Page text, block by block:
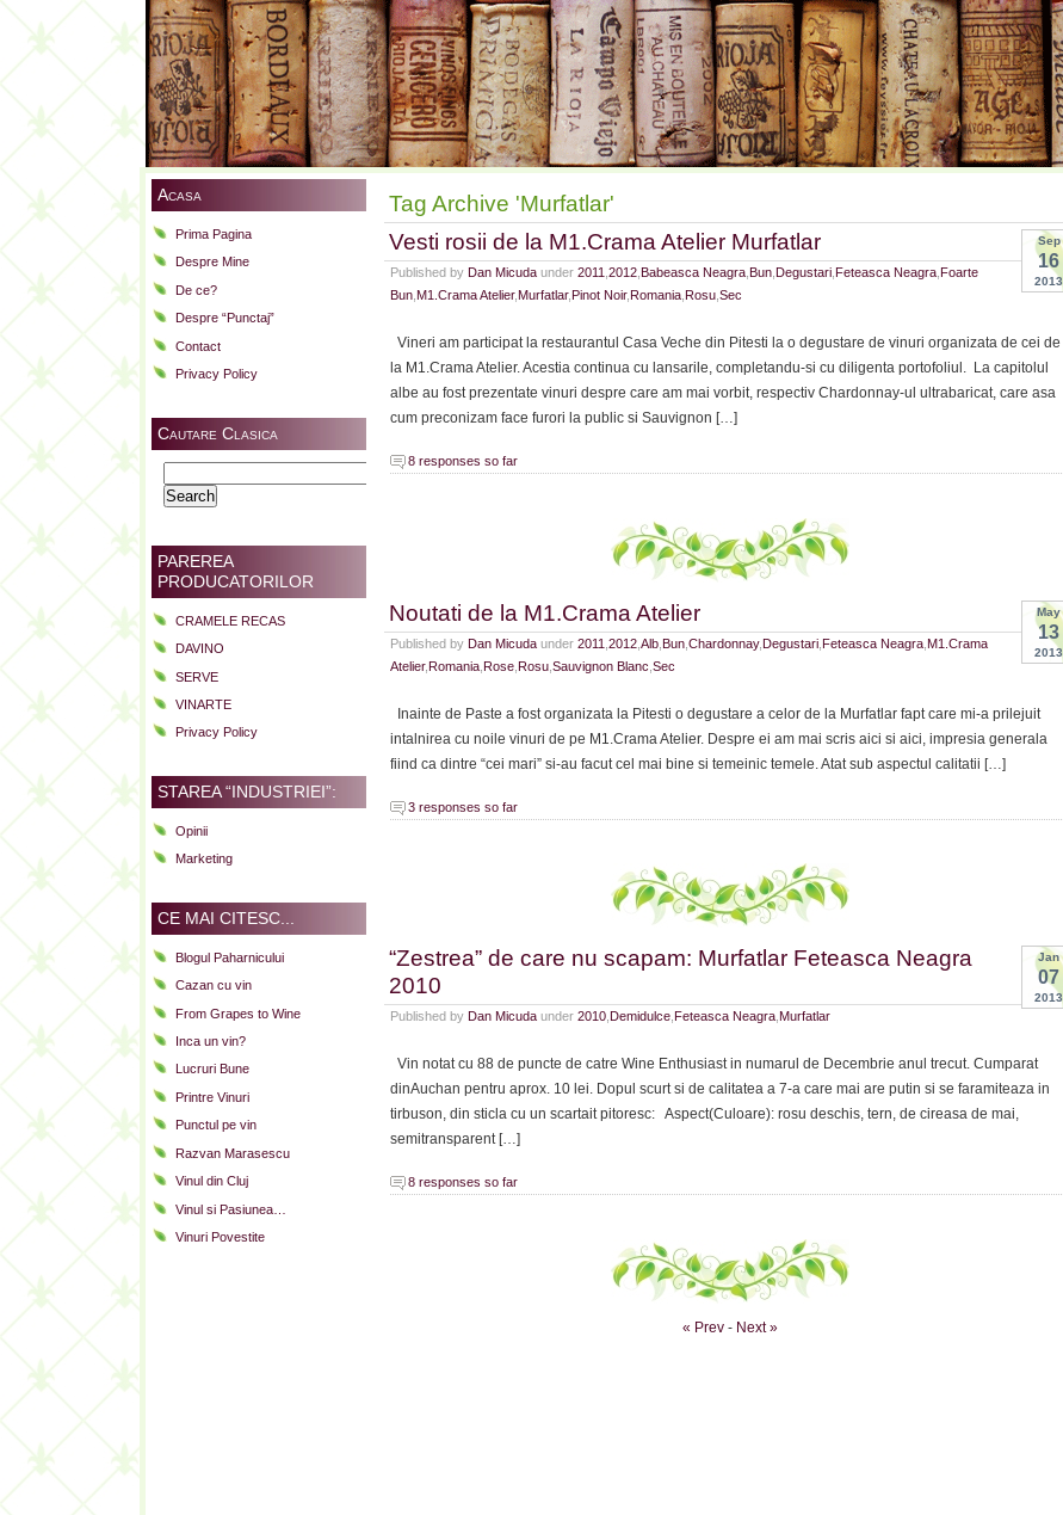
Acasa
Prima Pagina
Despre Mine
De ce?
Despre “Punctaj”
Contact
Privacy Policy
Cautare Clasica
for:
PAREREA
PRODUCATORILOR
CRAMELE RECAS
DAVINO
SERVE
VINARTE
Privacy Policy
STAREA “INDUSTRIEI”:
Opinii
Marketing
CE MAI CITESC...
Blogul Paharnicului
Cazan cu vin
From Grapes to Wine
Inca un vin?
Lucruri Bune
Printre Vinuri
Punctul pe vin
Razvan Marasescu
Vinul din Cluj
Vinul si Pasiunea…
Vinuri Povestite
Tag Archive 'Murfatlar'
Sep
16
2013
Vesti rosii de la M1.Crama Atelier Murfatlar
Published by Dan Micuda under 2011 2012 Babeasca Neagra Bun Degustari Feteasca Neagra Foarte
Bun M1.Crama Atelier,Murfatlar,Pinot Noir,Romania Rosu Sec
Vineri am participat la restaurantul Casa Veche din Pitesti la o degustare de vinuri organizata de cei de
la M1.Crama Atelier. Acestia continua cu lansarile, completandu-si cu diligenta portofoliul. La capitolul
albe au fost prezentate vinuri despre care am mai vorbit, respectiv Chardonnay-ul ultrabaricat, care asa
cum preconizam face furori la public si Sauvignon […]
8 responses so far
May
13
2013
Noutati de la M1.Crama Atelier
Published by Dan Micuda under 2011 2012 Alb Bun Chardonnay,Degustari Feteasca Neagra M1.Crama
Atelier,Romania Rose Rosu Sauvignon Blanc Sec
Inainte de Paste a fost organizata la Pitesti o degustare a celor de la Murfatlar fapt care mi-a prilejuit
intalnirea cu noile vinuri de pe M1.Crama Atelier. Despre ei am mai scris aici si aici, impresia generala
fiind ca dintre “cei mari” si-au facut cel mai bine si temeinic temele. Atat sub aspectul calitatii […]
3 responses so far
Jan
07
2013
“Zestrea” de care nu scapam: Murfatlar Feteasca Neagra
2010
Published by Dan Micuda under 2010 Demidulce Feteasca Neagra Murfatlar
Vin notat cu 88 de puncte de catre Wine Enthusiast in numarul de Decembrie anul trecut. Cumparat
dinAuchan pentru aprox. 10 lei. Dopul scurt si de calitatea a 7-a care mai are putin si se faramiteaza in
tirbuson, din sticla cu un scartait pitoresc: Aspect(Culoare): rosu deschis, tern, de cireasa de mai,
semitransparent […]
8 responses so far
« Prev - Next »